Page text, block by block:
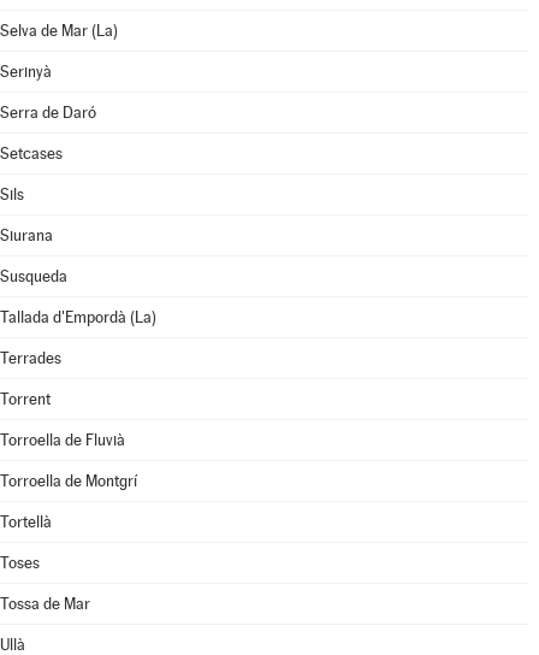
Selva de Mar (La)
Serinyà
Serra de Daró
Setcases
Sils
Siurana
Susqueda
Tallada d'Empordà (La)
Terrades
Torrent
Torroella de Fluvià
Torroella de Montgrí
Tortellà
Toses
Tossa de Mar
Ullà